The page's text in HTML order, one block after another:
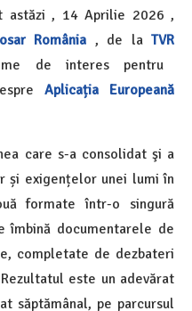
astăzi , 14 Aprilie 2026 ,
România , de laTVR
de interes pentru
Aplicația Europeană
care s-a consolidat şi a
și exigențelor unei lumi în
formate într-o singură
îmbină documentarele de
completate de dezbateri
este un adevărat
săptămânal, pe parcursul